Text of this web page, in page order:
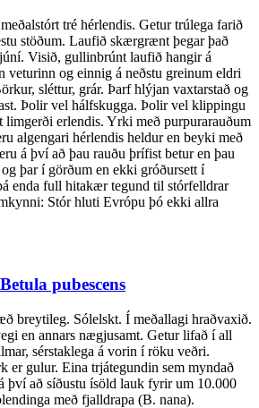
tré hérlendis. Getur trúlega farið
stöðum. Laufið skærgrænt þegar það
Visið, gullinbrúnt laufið hangir á
veturinn og einnig á neðstu greinum eldri
sléttur, grár. Þarf hlýjan vaxtarstað og
Þolir vel hálfskugga. Þolir vel klippingu
limgerði erlendis. Yrki með purpurarauðum
algengari hérlendis heldur en beyki með
á því að þau rauðu þrífist betur en þau
þar í görðum en ekki gróðursett í
enda full hitakær tegund til stórfelldrar
Stór hluti Evrópu þó ekki allra
pubescens
breytileg. Sólelskt. Í meðallagi hraðvaxið.
en annars nægjusamt. Getur lifað í all
sérstaklega á vorin í röku veðri.
er gulur. Eina trjátegundin sem myndað
því að síðustu ísöld lauk fyrir um 10.000
með fjalldrapa (B. nana).